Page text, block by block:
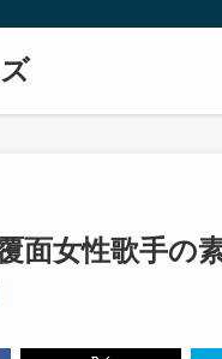
面女性歌手の